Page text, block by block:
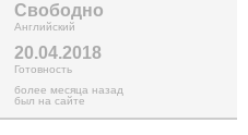
Свободно
Английский
20.04.2018
Готовность
более месяца назад
был на сайте